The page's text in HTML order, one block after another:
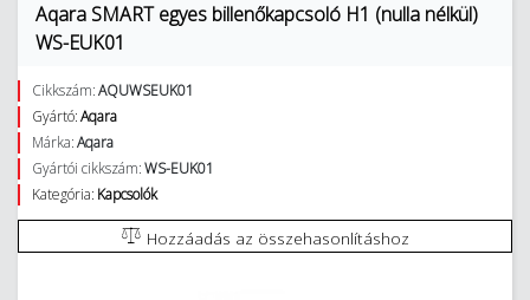
Aqara SMART egyes billenőkapcsoló H1 (nulla nélkül)
WS-EUK01
Cikkszám:AQUWSEUK01
Gyártó:Aqara
Márka:Aqara
Gyártói cikkszám:WS-EUK01
Kategória: Kapcsolók
Hozzáadás az összehasonlításhoz